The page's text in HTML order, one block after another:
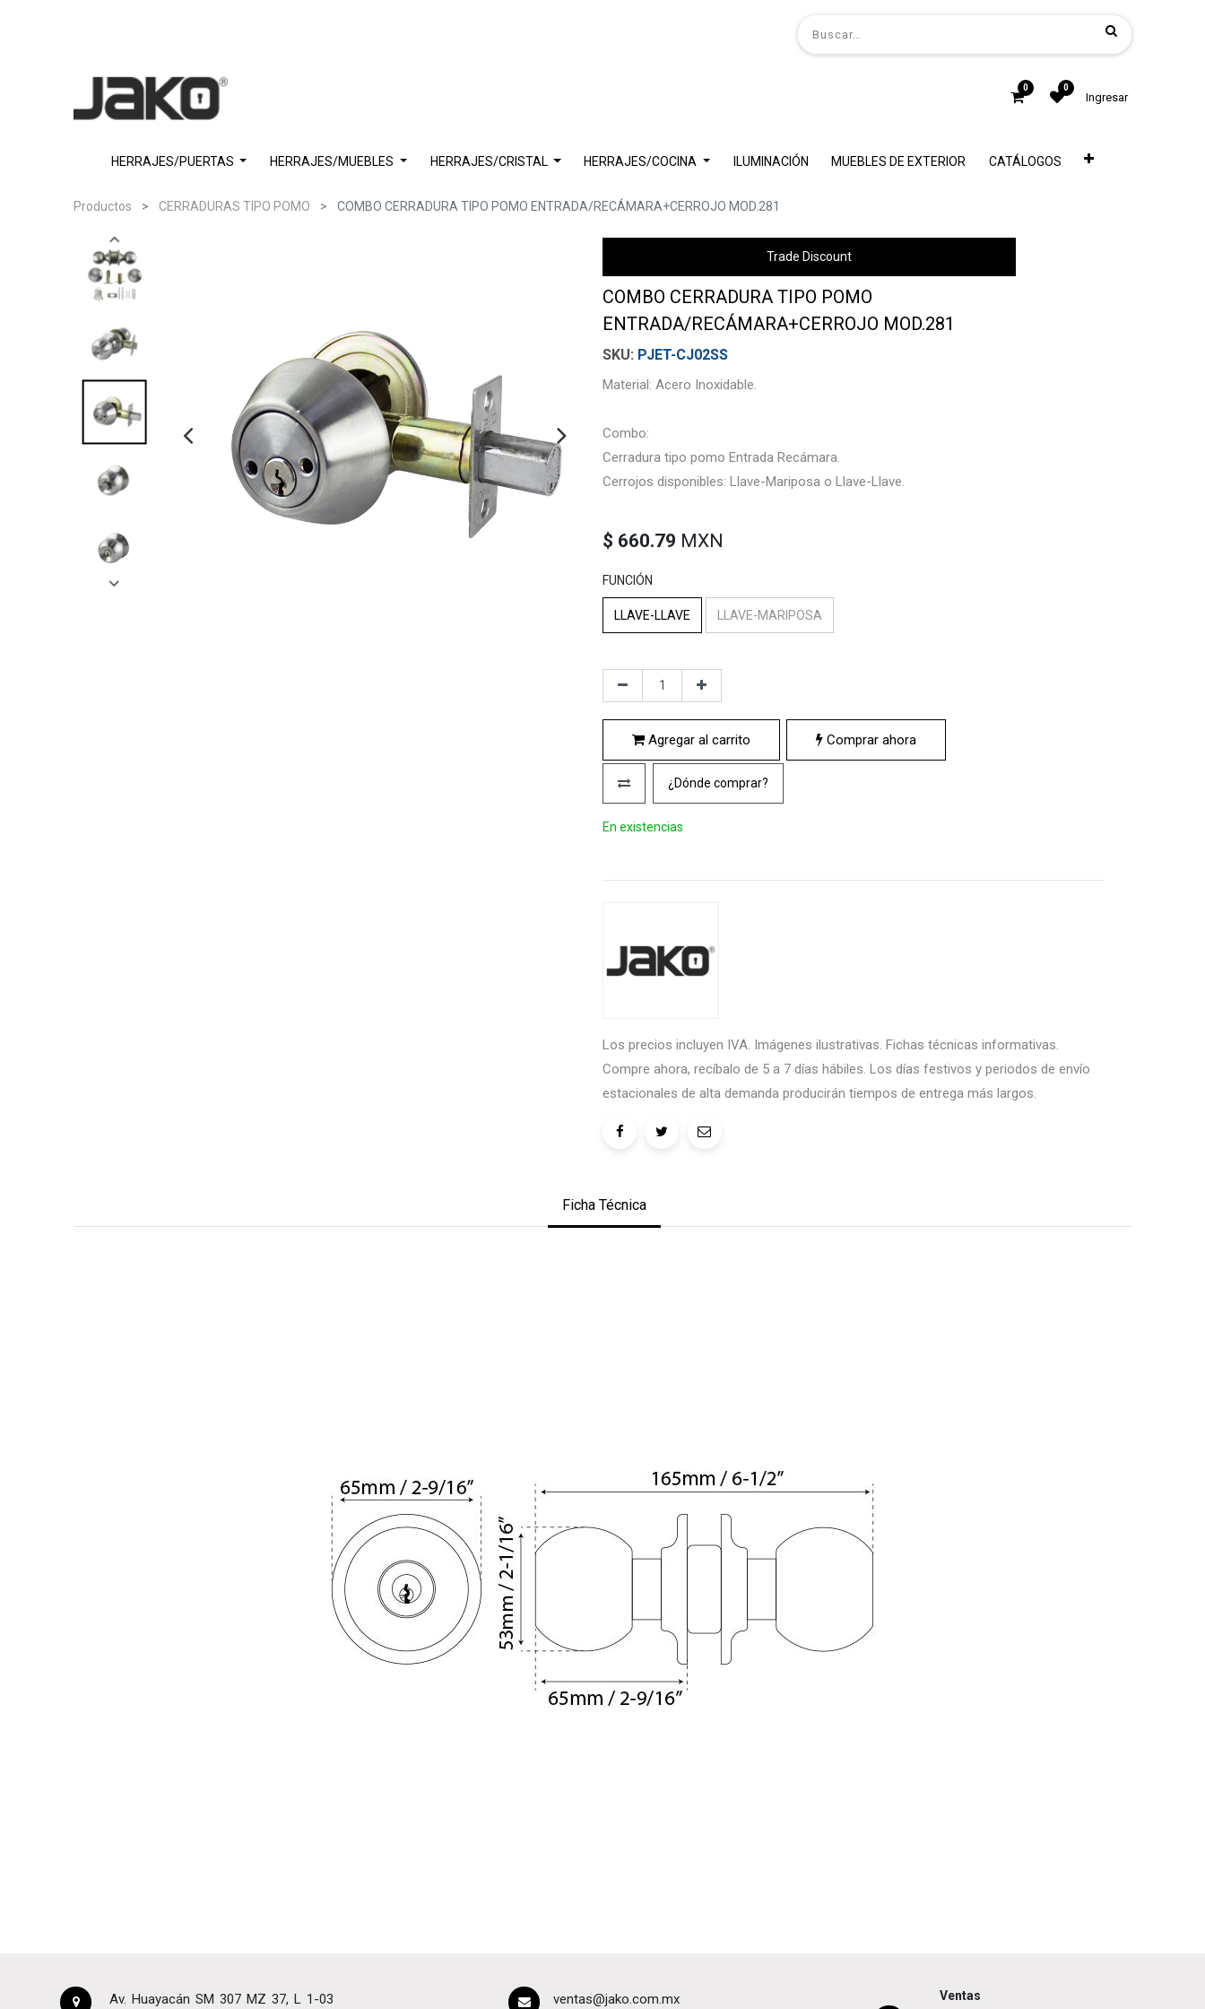
0 0
Ingresar
HERRAJES/PUERTAS HERRAJES/MUEBLES HERRAJES/CRISTAL HERRAJES/COCINA ILUMINACIÓN MUEBLES DE EXTERIOR CATÁLOGOS
Productos CERRADURAS TIPO POMO COMBO CERRADURA TIPO POMO ENTRADA/RECÁMARA+CERROJO MOD.281
Trade Discount
COMBO CERRADURA TIPO POMO
ENTRADA/RECÁMARA+CERROJO MOD.281
PJET-CJ02SS
Material: Acero Inoxidable.
Combo:
Cerradura tipo pomo Entrada Recámara.
Cerrojos disponibles: Llave-Mariposa o Llave-Llave.
$ 660.79 MXN
FUNCIÓN
LLAVE-LLAVE LLAVE-MARIPOSA
Agregar al carrito Comprar ahora
¿Dónde comprar?
En existencias
Los precios incluyen IVA. Imágenes ilustrativas. Fichas técnicas informativas.
Compre ahora, recíbalo de 5 a 7 días hábiles. Los días festivos y periodos de envío
estacionales de alta demanda producirán tiempos de entrega más largos.
Ficha Técnica
Av. Huayacán SM 307 MZ 37, L 1-03 ventas@jako.com.mx Ventas